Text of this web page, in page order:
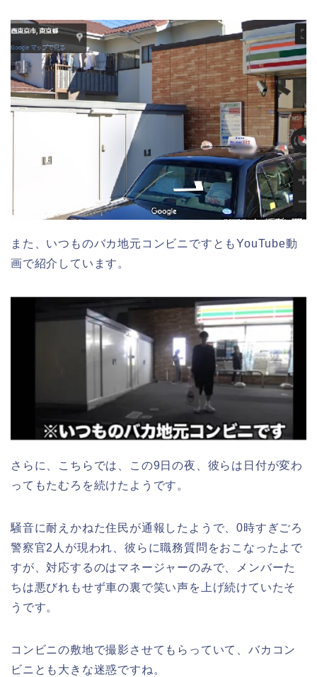
また、いつものバカ地元コンビニですともYouTube動
画で紹介しています。
さらに、こちらでは、この9日の夜、彼らは日付が変わ
ってもたむろを続けたようです。
騒音に耐えかねた住民が通報したようで、0時すぎごろ
警察官2人が現われ、彼らに職務質問をおこなったよで
すが、対応するのはマネージャーのみで、メンバーた
ちは悪びれもせず車の裏で笑い声を上げ続けていたそ
うです。
コンビニの敷地で撮影させてもらっていて、バカコン
ビニとも大きな迷惑ですね。